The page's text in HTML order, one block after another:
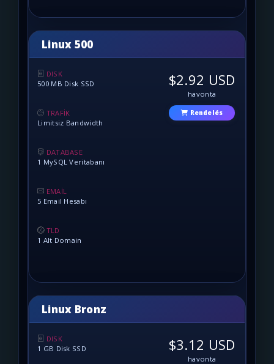
Linux 500
DISK
500 MB Disk SSD
TRAFİK
Limitsiz Bandwidth
DATABASE
1 MySQL Veritabanı
EMAİL
5 Email Hesabı
TLD
1 Alt Domain
$2.92 USD
havonta
Rendelés
Linux Bronz
DISK
1 GB Disk SSD
$3.12 USD
havonta